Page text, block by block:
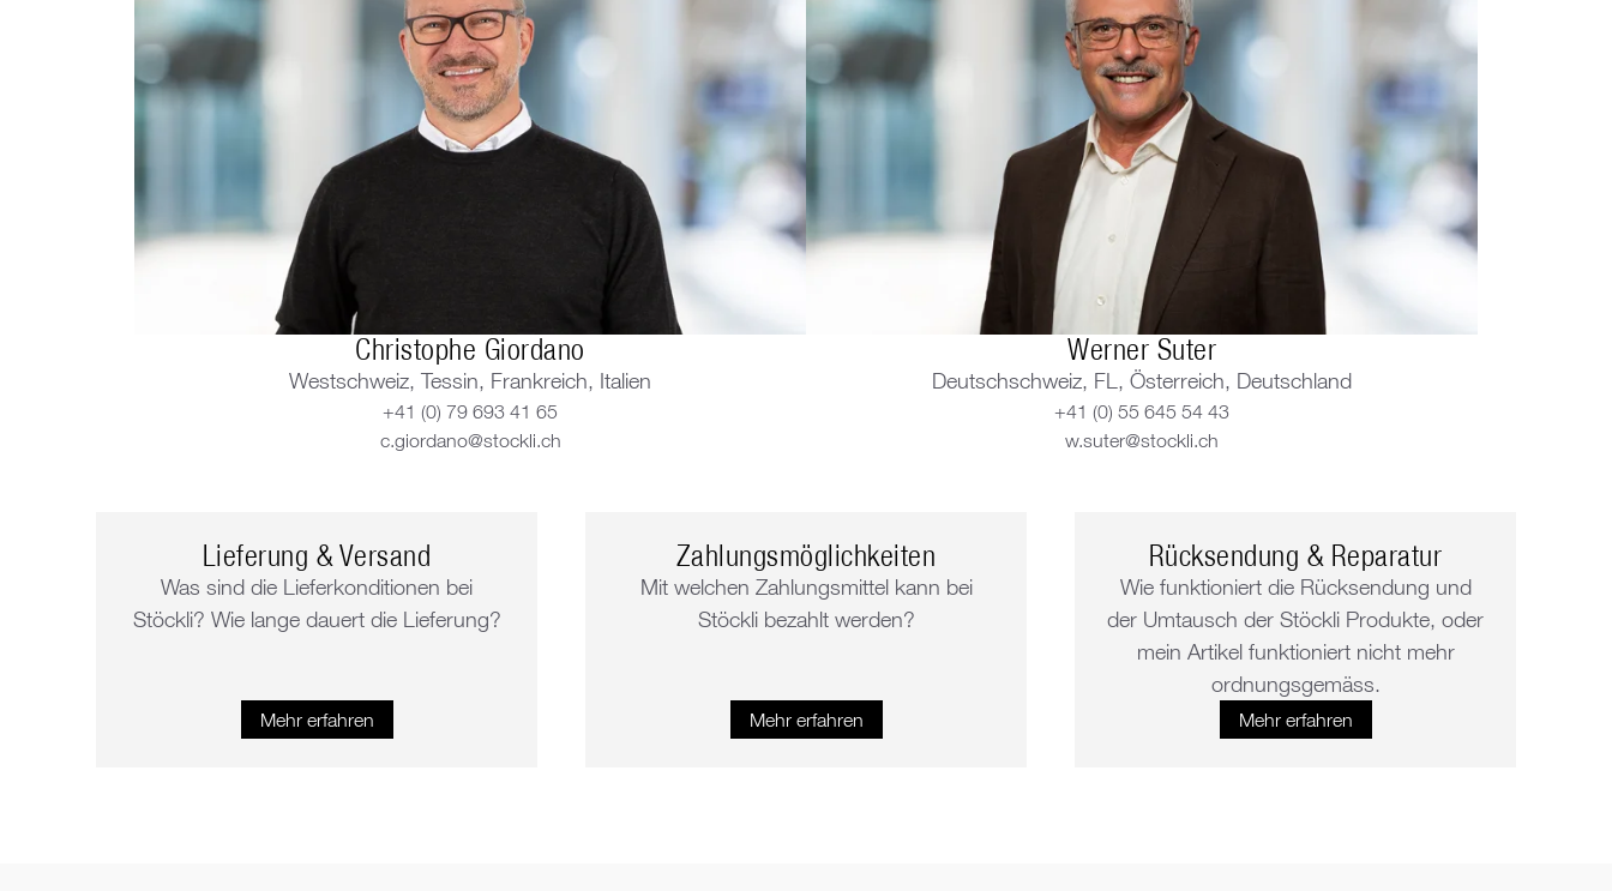
Christophe Giordano
Westschweiz, Tessin, Frankreich, Italien
+41 (0) 79 693 41 65
c.giordano@stockli.ch
Werner Suter
Deutschschweiz, FL, Österreich, Deutschland
+41 (0) 55 645 54 43
w.suter@stockli.ch
Lieferung & Versand
Was sind die Lieferkonditionen bei
Stöckli? Wie lange dauert die Lieferung?
Mehr erfahren
Zahlungsmöglichkeiten
Mit welchen Zahlungsmittel kann bei
Stöckli bezahlt werden?
Mehr erfahren
Rücksendung & Reparatur
Wie funktioniert die Rücksendung und
der Umtausch der Stöckli Produkte, oder
mein Artikel funktioniert nicht mehr
ordnungsgemäss.
Mehr erfahren